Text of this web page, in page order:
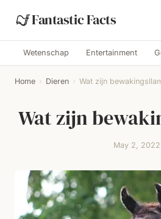
Fantastic Facts
Wetenschap Entertainment
Home › Dieren › Wat zijn
Wat zijn
May 2, 2022